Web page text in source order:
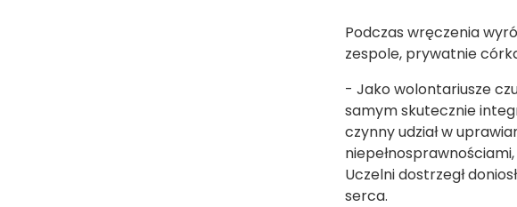
Podczas wręczenia
zespole, prywatnie
- Jako wolontariusze
samym skutecznie
czynny udział w
Uczelni dostrzegł
serca.